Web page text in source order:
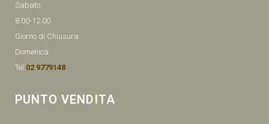
Sabato
8.00-12.00
Giorno di Chiusura
Domenica
Tel:02 9779148
PUNTO VENDITA